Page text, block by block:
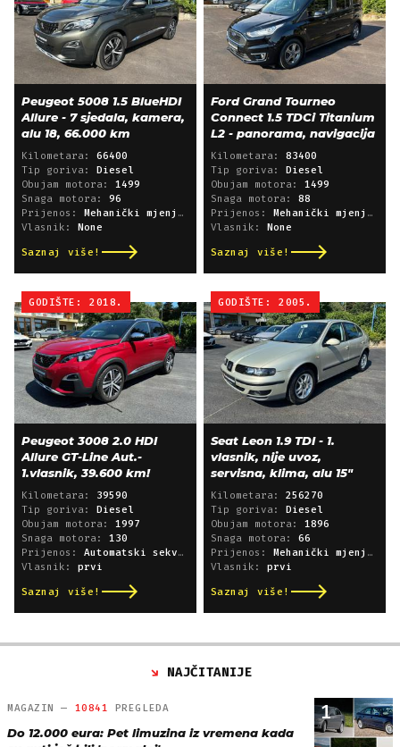
Peugeot 5008 1.5 BlueHDI
Allure - 7 sjedala, kamera,
alu 18, 66.000 km
Kilometara: 66400
Tip goriva: Diesel
Obujam motora: 1499
Snaga motora: 96
Prijenos: Mehanički mjenjač
Vlasnik: None
Saznaj više!
Ford Grand Tourneo
Connect 1.5 TDCi Titanium
L2 - panorama, navigacija
Kilometara: 83400
Tip goriva: Diesel
Obujam motora: 1499
Snaga motora: 88
Prijenos: Mehanički mjenjač
Vlasnik: None
Saznaj više!
GODIŠTE: 2018.
Peugeot 3008 2.0 HDI
Allure GT-Line Aut.-
1.vlasnik, 39.600 km!
Kilometara: 39590
Tip goriva: Diesel
Obujam motora: 1997
Snaga motora: 130
Prijenos: Automatski sekvencijski
Vlasnik: prvi
Saznaj više!
GODIŠTE: 2005.
Seat Leon 1.9 TDI - 1.
vlasnik, nije uvoz,
servisna, klima, alu 15"
Kilometara: 256270
Tip goriva: Diesel
Obujam motora: 1896
Snaga motora: 66
Prijenos: Mehanički mjenjač
Vlasnik: prvi
Saznaj više!
NAJČITANIJE
1
MAGAZIN — 10841 PREGLEDA
Do 12.000 eura: Pet limuzina iz vremena kada